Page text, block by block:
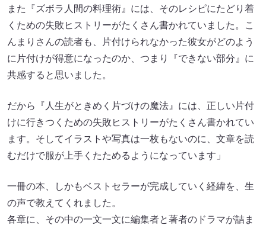
また『ズボラ人間の料理術』には、そのレシピにたどり着
くための失敗ヒストリーがたくさん書かれていました。こ
んまりさんの読者も、片付けられなかった彼女がどのよう
に片付けが得意になったのか、つまり『できない部分』に
共感すると思いました。
だから『人生がときめく片づけの魔法』には、正しい片付
けに行きつくための失敗ヒストリーがたくさん書かれてい
ます。そしてイラストや写真は一枚もないのに、文章を読
むだけで服が上手くたためるようになっています」
一冊の本、しかもベストセラーが完成していく経緯を、生
の声で教えてくれました。
各章に、その中の一文一文に編集者と著者のドラマが詰ま